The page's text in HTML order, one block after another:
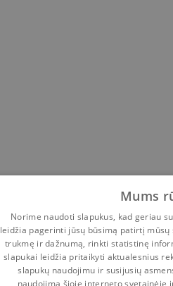
Mums
Norime naudoti slapukus, kad geriau
leidžia pagerinti jūsų būsimą patirtį
trukmę ir dažnumą, rinkti statistinę
slapukai leidžia pritaikyti aktualesnius
slapukų naudojimu ir susijusių
naudojimą šioje interneto svetainėje